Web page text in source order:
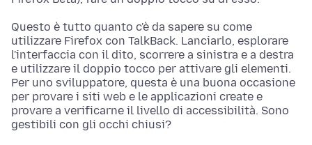
Questo è tutto quanto c'è da sapere su come
utilizzare Firefox con TalkBack. Lanciarlo, esplorare
l'interfaccia con il dito, scorrere a sinistra e a destra
e utilizzare il doppio tocco per attivare gli elementi.
Per uno sviluppatore, questa è una buona occasione
per provare i siti web e le applicazioni create e
provare a verificarne il livello di accessibilità. Sono
gestibili con gli occhi chiusi?